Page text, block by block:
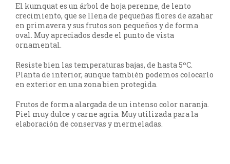
El kumquat es un árbol de hoja perenne, de lento
crecimiento, que se llena de pequeñas flores de azahar
en primavera y sus frutos son pequeños y de forma
oval. Muy apreciados desde el punto de vista
ornamental.
Resiste bien las temperaturas bajas, de hasta 5ºC.
Planta de interior, aunque también podemos colocarlo
en exterior en una zona bien protegida.
Frutos de forma alargada de un intenso color naranja.
Piel muy dulce y carne agria. Muy utilizada para la
elaboración de conservas y mermeladas.